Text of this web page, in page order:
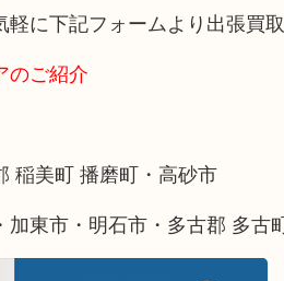
に下記フォームより出張買
のご紹介
稲美町 播磨町・高砂市
加東市・明石市・多古郡 多古